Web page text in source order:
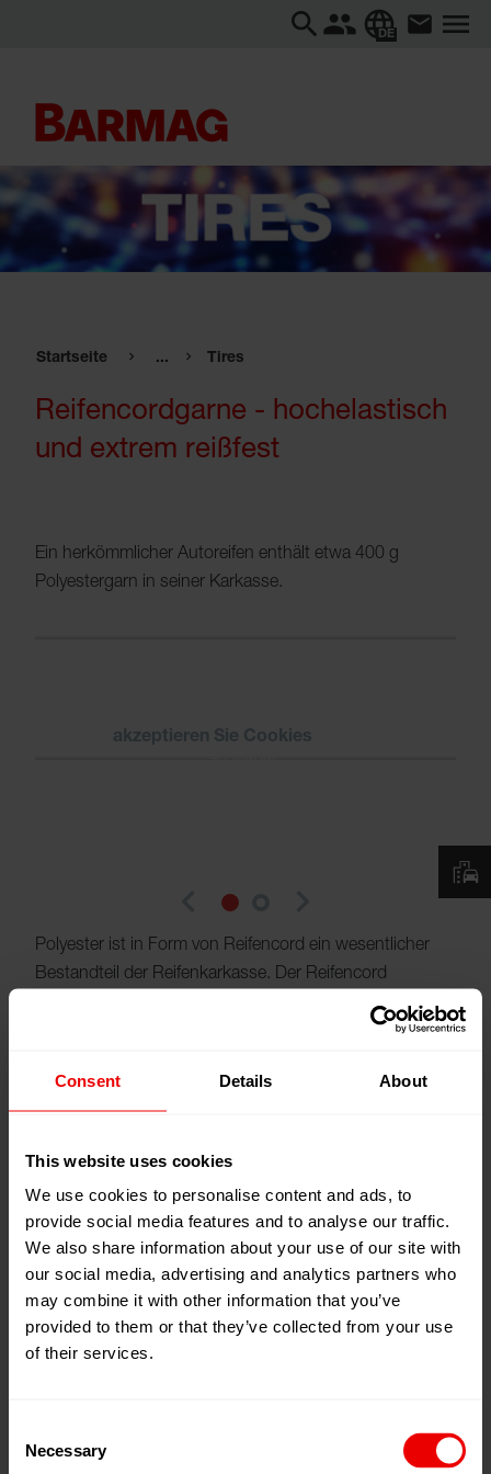
Consent Details About
This website uses cookies
We use cookies to personalise content and ads, to
provide social media features and to analyse our traffic.
We also share information about your use of our site with
our social media, advertising and analytics partners who
may combine it with other information that you’ve
provided to them or that they’ve collected from your use
of their services.
Selection
Necessary
DE
Startseite ... Tires
Reifencordgarne - hochelastisch
und extrem reißfest
Ein herkömmlicher Autoreifen enthält etwa 400 g
Polyestergarn in seiner Karkasse.
akzeptieren Sie Cookies
Polyester ist in Form von Reifencord ein wesentlicher
Bestandteil der Reifenkarkasse. Der Reifencord
Lastaufnahme und den Komfort. Er ist das Rückgrat
ab. Insofern muß das Material seine Form auch bei sehr
hohen Temperaturen behalten, weshalb die thermische
Reifencord besteht aus sogenannten HMLS (high-
modulus low-shrinkage) Garnen. Diese
Polyestervorprodukte sind extrem reißfest, bleiben aber
dennoch hochelastisch und form- und temperaturstabil.
Das ist wichtig, damit der Reifen auch dann seine Form
behält, wenn er nicht ausreichend aufgepumpt ist und